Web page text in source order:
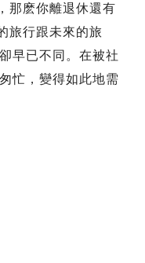
那麽你離退休還有
旅行跟未來的旅
早已不同。在被社
忙，變得如此地需